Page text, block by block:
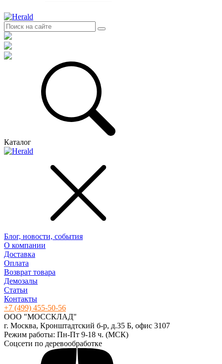
Каталог
Блог, новости, события
О компании
Доставка
Оплата
Возврат товара
Демозалы
Статьи
Контакты
+7 (499) 455-50-56
ООО "МОССКЛАД"
г. Москва, Кронштадтский б-р, д.35 Б, офис 3107
Режим работы: Пн-Пт 9-18 ч. (МСК)
Соцсети по деревообработке